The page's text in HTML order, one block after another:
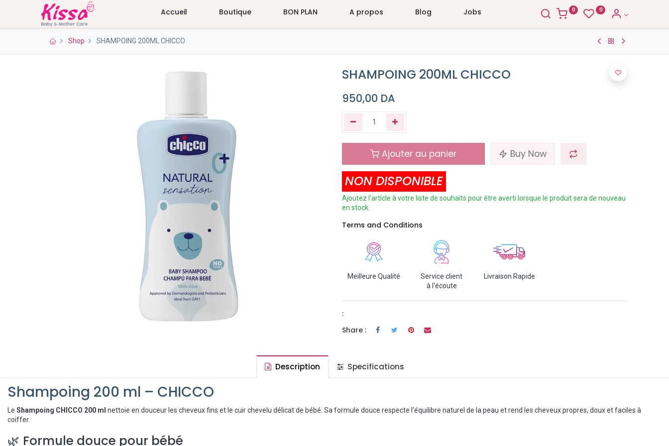
Accueil Boutique BON PLAN A propos Blog Jobs 0 0
Shop SHAMPOING 200ML CHICCO
SHAMPOING 200ML CHICCO
950,00 DA
Ajouter au panier Buy Now
NON DISPONIBLE
Ajoutez l'article à votre liste de souhaits pour être averti lorsque le produit sera de nouveau
en stock.
Terms and Conditions
Meilleure Qualité
Service client
à l'écoute
Livraison Rapide
:
Share :
Description Specifications
Shampoing 200 ml – CHICCO
Le Shampoing CHICCO 200 ml nettoie en douceur les cheveux fins et le cuir chevelu délicat de bébé. Sa formule douce respecte l’équilibre naturel de la peau et rend les cheveux propres, doux et faciles à
coiffer.
🌿 Formule douce pour bébé